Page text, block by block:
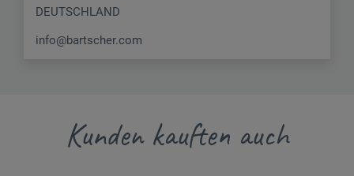
DEUTSCHLAND
info@bartscher.com
Kunden kauften auch